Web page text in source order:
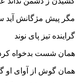
مگر پیش مژگانش آید
گراینده تیز پاى نوند
همان شست بدخواه
همان گوش از آواى او